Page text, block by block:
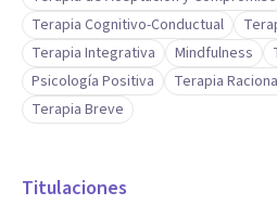
desarrollen criterio para tomar
Mi enfoque se caracteriza por ser
adaptable a cada proceso,
generar dependencia, sino
Terapia Cognitivo-Conductual
Terapia Integrativa
Mindfulness
Psicología Positiva
Terapia
Terapia Breve
Titulaciones